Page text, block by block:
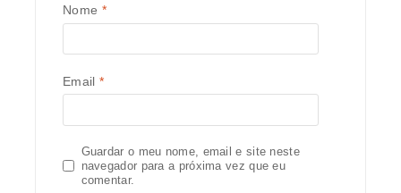
Nome *
Email *
Guardar o meu nome, email e site neste
navegador para a próxima vez que eu
comentar.